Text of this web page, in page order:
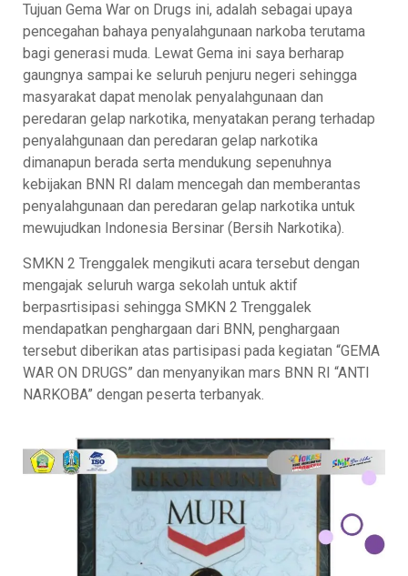
Tujuan Gema War on Drugs ini, adalah sebagai upaya
pencegahan bahaya penyalahgunaan narkoba terutama
bagi generasi muda. Lewat Gema ini saya berharap
gaungnya sampai ke seluruh penjuru negeri sehingga
masyarakat dapat menolak penyalahgunaan dan
peredaran gelap narkotika, menyatakan perang terhadap
penyalahgunaan dan peredaran gelap narkotika
dimanapun berada serta mendukung sepenuhnya
kebijakan BNN RI dalam mencegah dan memberantas
penyalahgunaan dan peredaran gelap narkotika untuk
mewujudkan Indonesia Bersinar (Bersih Narkotika).
SMKN 2 Trenggalek mengikuti acara tersebut dengan
mengajak seluruh warga sekolah untuk aktif
berpasrtisipasi sehingga SMKN 2 Trenggalek
mendapatkan penghargaan dari BNN, penghargaan
tersebut diberikan atas partisipasi pada kegiatan “GEMA
WAR ON DRUGS” dan menyanyikan mars BNN RI “ANTI
NARKOBA” dengan peserta terbanyak.